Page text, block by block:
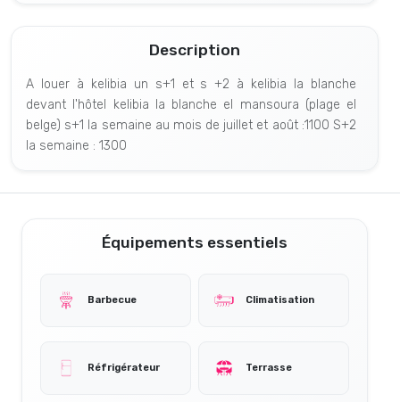
Description
A louer à kelibia un s+1 et s +2 à kelibia la blanche
devant l'hôtel kelibia la blanche el mansoura (plage el
belge) s+1 la semaine au mois de juillet et août :1100 S+2
la semaine : 1300
Équipements essentiels
Barbecue Climatisation
Réfrigérateur Terrasse